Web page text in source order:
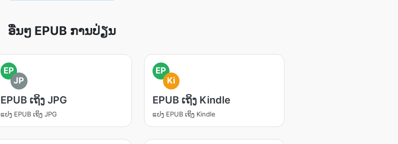
ອື່ນໆ EPUB ການປ່ຽນ
EP
JP
EPUB ເຖິງ JPG
ແປງ EPUB ເຖິງ JPG
EP
Ki
EPUB ເຖິງ Kindle
ແປງ EPUB ເຖິງ Kindle